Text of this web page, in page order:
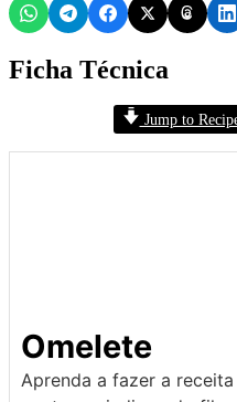
Ficha Técnica
Jump to
Omelete
Aprenda a fazer a